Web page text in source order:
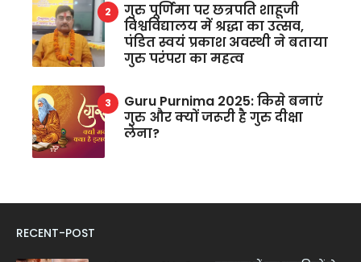
गुरु पूर्णिमा पर छत्रपति शाहूजी
विश्वविद्यालय में श्रद्धा का उत्सव,
पंडित स्वयं प्रकाश अवस्थी ने बताया
गुरु परंपरा का महत्व
Guru Purnima 2025: किसे बनाएं
गुरु और क्यों जरूरी है गुरु दीक्षा
लेना?
RECENT-POST